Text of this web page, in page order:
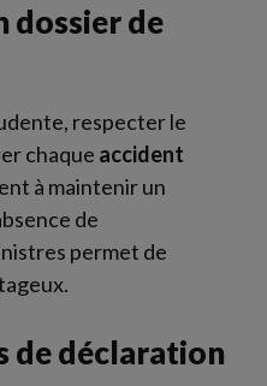
dossier de
respecter le
chaque accident
à maintenir un
de
permet de
de déclaration